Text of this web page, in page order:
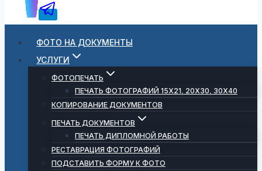
ФОТО НА ДОКУМЕНТЫ
УСЛУГИ
ФОТОПЕЧАТЬ
ПЕЧАТЬ ФОТОГРАФИЙ 15Х21, 20Х30, 30Х40
КОПИРОВАНИЕ ДОКУМЕНТОВ
ПЕЧАТЬ ДОКУМЕНТОВ
ПЕЧАТЬ ДИПЛОМНОЙ РАБОТЫ
РЕСТАВРАЦИЯ ФОТОГРАФИЙ
ПОДСТАВИТЬ ФОРМУ К ФОТО